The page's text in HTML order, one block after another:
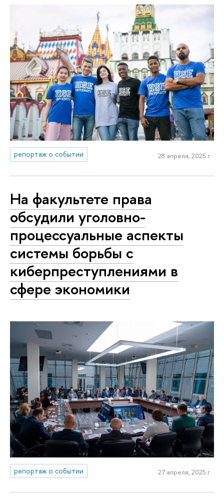
репортаж о событии 28 апреля, 2025 г.
На факультете права
обсудили уголовно-
процессуальные аспекты
системы борьбы с
киберпреступлениями в
сфере экономики
репортаж о событии 27 апреля, 2025 г.